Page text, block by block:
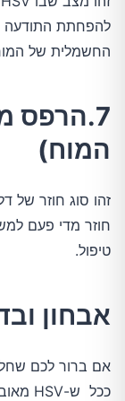
להפחתת התודעה
החשמלית של
7.הרפס
המוח)
חוזר מדי פעם
טיפול.
אבחון
אם ברור לכם
ככל ש-HSV מאובחן מוקדם יותר, כך יהיה קל יותר לטפל בו.